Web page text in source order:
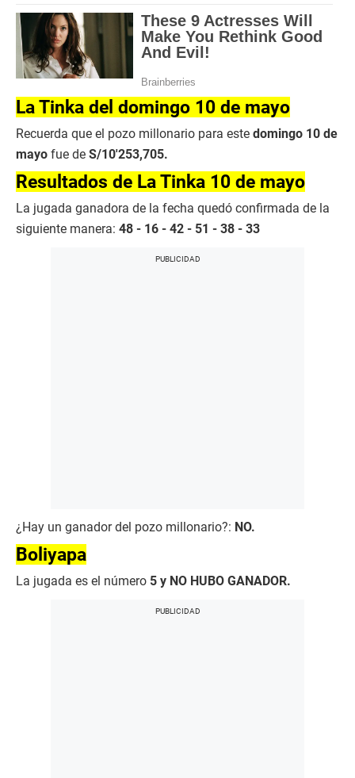
La Tinka del domingo 10 de mayo
Recuerda que el pozo millonario para este domingo 10 de
mayo fue de S/10′253,705.
Resultados de La Tinka 10 de mayo
La jugada ganadora de la fecha quedó confirmada de la
siguiente manera: 48 - 16 - 42 - 51 - 38 - 33
¿Hay un ganador del pozo millonario?: NO.
Boliyapa
La jugada es el número 5 y NO HUBO GANADOR.